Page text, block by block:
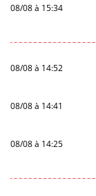
08/08 à 15:34
08/08 à 14:52
08/08 à 14:41
08/08 à 14:25